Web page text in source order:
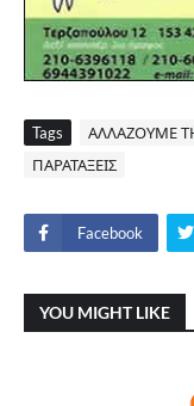
Tags ΑΛΛΑΖΟΥΜΕ
ΠΑΡΑΤΑΞΕΙΣ
Facebook
YOU MIGHT LIKE